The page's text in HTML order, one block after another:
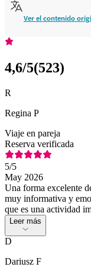
Ver el contenido
4,6/5(523)
R
Regina P
Viaje en pareja
Reserva verificada
5/5
May 2026
Una forma excelente
muy informativa y
que es una actividad
Leer más
D
Dariusz F